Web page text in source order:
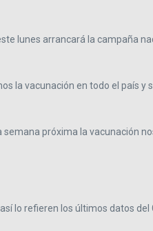
lunes arrancará la campaña
la vacunación en todo el país y
próxima la vacunación
lo refieren los últimos datos del